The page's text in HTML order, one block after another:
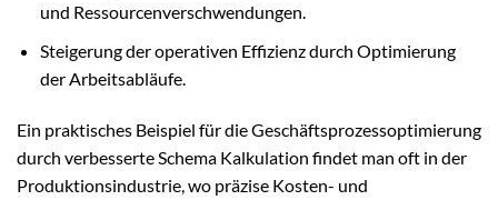
und Ressourcenverschwendungen.
Steigerung der operativen Effizienz durch Optimierung
der Arbeitsabläufe.
Ein praktisches Beispiel für die Geschäftsprozessoptimierung
durch verbesserte Schema Kalkulation findet man oft in der
Produktionsindustrie, wo präzise Kosten- und